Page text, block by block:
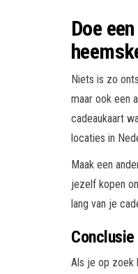
Doe
Niets is zo
maar ook een
cadeaukaart
locaties in
Maak een
jezelf kopen
lang van je
Conclusie
Als je op zoek